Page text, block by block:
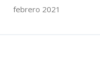
febrero 2021